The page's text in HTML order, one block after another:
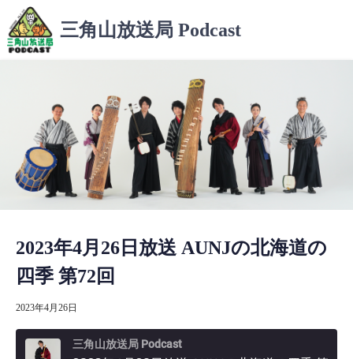
ン
テ
三角山放送局 Podcast
2023年4月26日放送 AUNJの北海道の
四季 第72回
2023年4月26日
三角山放送局 Podcast